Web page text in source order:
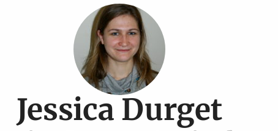
Jessica Durget